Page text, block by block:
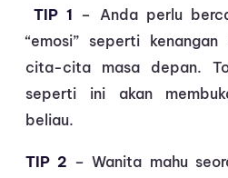
TIP 1 – Anda perlu
“emosi” seperti
cita-cita masa depan.
seperti ini akan
beliau.
TIP 2 – Wanita mahu